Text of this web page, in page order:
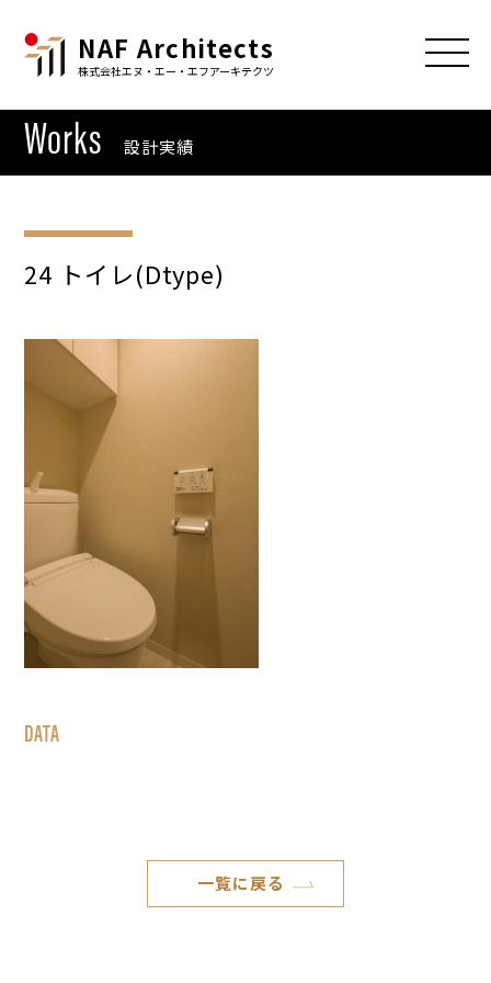
NAF Architects
株式会社エヌ・エー・エフアーキテクツ
Works 設計実績
24 トイレ(Dtype)
DATA
一覧に戻る